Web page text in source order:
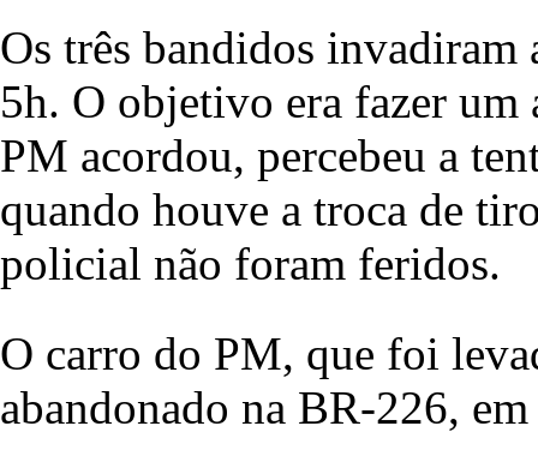
Os três bandidos invadiram
5h. O objetivo era fazer um
PM acordou, percebeu a
quando houve a troca de
policial não foram feridos.
O carro do PM, que foi
abandonado na BR-226,